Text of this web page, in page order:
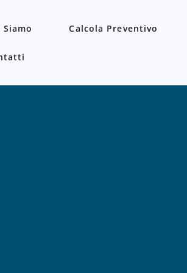
Siamo Calcola Preventivo